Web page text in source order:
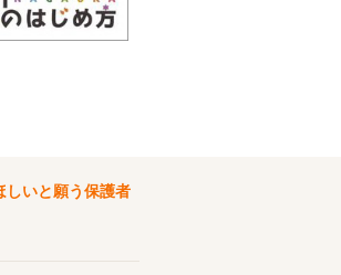
しいと願う保護者